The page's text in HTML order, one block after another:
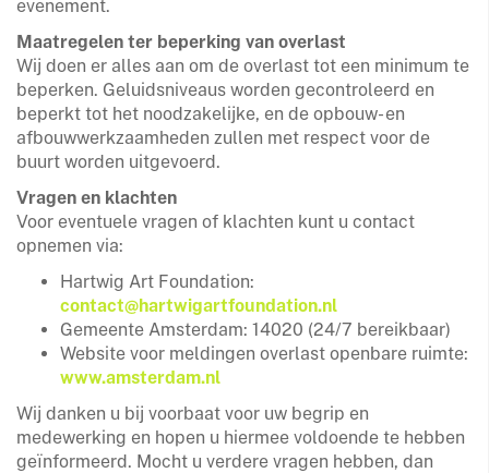
evenement.
Maatregelen ter beperking van overlast
Wij doen er alles aan om de overlast tot een minimum te
beperken. Geluidsniveaus worden gecontroleerd en
beperkt tot het noodzakelijke, en de opbouw- en
afbouwwerkzaamheden zullen met respect voor de
buurt worden uitgevoerd.
Vragen en klachten
Voor eventuele vragen of klachten kunt u contact
opnemen via:
Hartwig Art Foundation:
contact@hartwigartfoundation.nl
Gemeente Amsterdam: 14020 (24/7 bereikbaar)
Website voor meldingen overlast openbare ruimte:
www.amsterdam.nl
Wij danken u bij voorbaat voor uw begrip en
medewerking en hopen u hiermee voldoende te hebben
geïnformeerd. Mocht u verdere vragen hebben, dan